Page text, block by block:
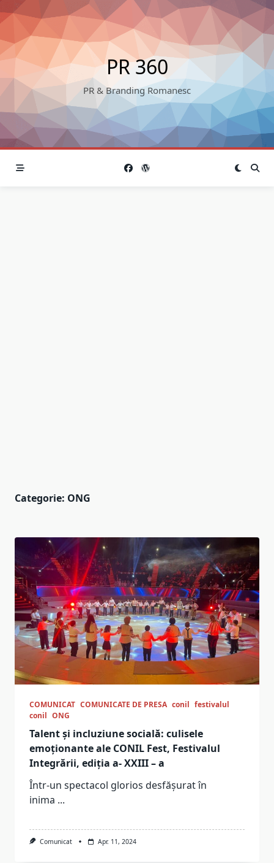
Skip
to
content
PR 360
PR & Branding Romanesc
Categorie: ONG
COMUNICAT COMUNICATE DE PRESA conil festivalul
conil ONG
Talent și incluziune socială: culisele
emoționante ale CONIL Fest, Festivalul
Integrării, ediția a- XXIII – a
Într-un spectacol glorios desfășurat în
inima ...
Comunicat Apr. 11, 2024